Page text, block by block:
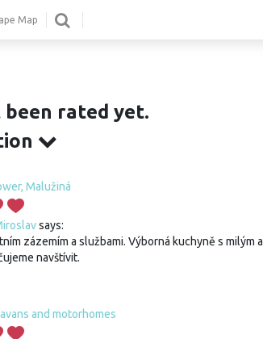
Map
rated yet.
Malužiná
says:
zázemím a službami. Výborná kuchyně s milým a
navštívit.
and motorhomes